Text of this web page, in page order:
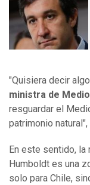
"Quisiera decir
ministra de
resguardar el
patrimonio
En este sentido,
Humboldt es una
solo para Chile,